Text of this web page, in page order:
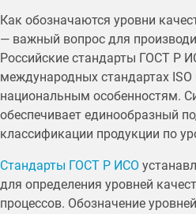
Как обозначаются уровни
— важный вопрос для
Российские стандарты ГОСТ Р
международных стандартах
национальным особенностям.
обеспечивает единообразный
классификации продукции по
Стандарты ГОСТ Р ИСО
для определения уровней
процессов. Обозначение